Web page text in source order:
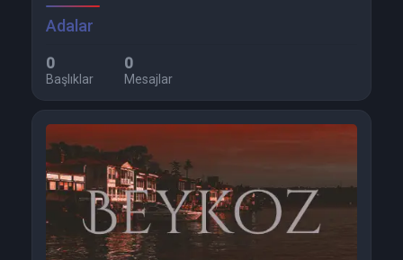
Adalar
0
Başlıklar
0
Mesajlar